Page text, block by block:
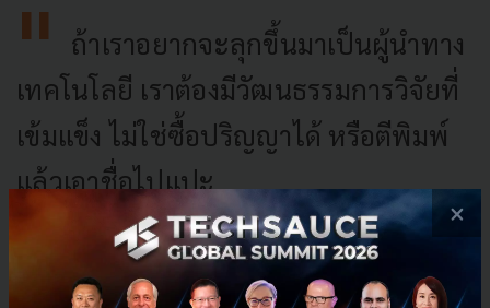
ถ้าเราอยากจะลุกขึ้นมาเป็นผู้นำทาง
เทคโนโลยี เราต้องมีวัฒนธรรมการวิจัยที่
เข้มแข็ง ไม่ใช่ซื้อปริญญาได้ หรือตีพิมพ์
แล้วเอาชื่อไปแปะ
×